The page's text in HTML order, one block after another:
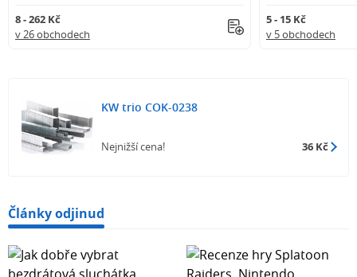
8 - 262 Kč
v 26 obchodech
5 - 15 Kč
v 5 obchodech
KW trio COK-0238
Nejnižší cena! 36 Kč
Články odjinud